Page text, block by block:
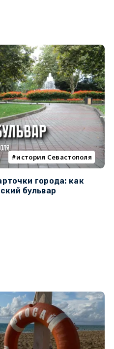
история Севастополя
города: как
бульвар